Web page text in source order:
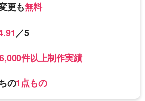
更も無料
／5
6,000件以上制作実績
の1点もの